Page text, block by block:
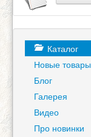
Каталог
Новые товары
Блог
Галерея
Видео
Про новинки